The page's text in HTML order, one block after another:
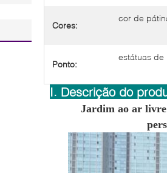
Cores:
cor de
Ponto:
estátuas de
I. Descrição do
Jardim ao ar livre